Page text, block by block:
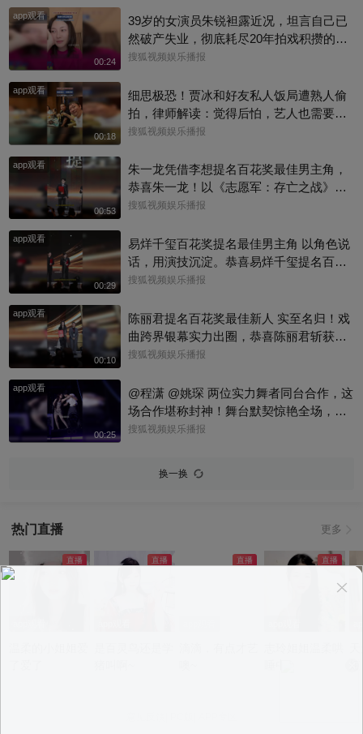
app观看
00:24
39岁的女演员朱锐袒露近况，坦言自己已
然破产失业，彻底耗尽20年拍戏积攒的全
部积蓄，日常生计只能依靠年迈母亲接
母亲索要2000元生活费度日。
搜狐视频娱乐播报
app观看
00:18
细思极恐！贾冰和好友私人饭局遭熟人偷
拍，律师解读：觉得后怕，艺人也需要私
人空间
搜狐视频娱乐播报
app观看
00:53
朱一龙凭借李想提名百花奖最佳男主角，
恭喜朱一龙！以《志愿军：存亡之战》李
想一角入围百花奖最佳男主，把志愿军战
致，实力收获认可#百花奖 #朱一龙
搜狐视频娱乐播报
app观看
00:29
易烊千玺百花奖提名最佳男主角 以角色说
话，用演技沉淀。恭喜易烊千玺提名百花
奖最佳男主角，每一次荧幕演绎都看得见
搜狐视频娱乐播报
app观看
00:10
陈丽君提名百花奖最佳新人 实至名归！戏
曲跨界银幕实力出圈，恭喜陈丽君斩获百
花奖最佳新人提名～#陈丽君 #百花奖
搜狐视频娱乐播报
app观看
00:25
@程潇 @姚琛 两位实力舞者同台合作，这
场合作堪称封神！舞台默契惊艳全场，妥
妥的神仙联动！@明星狐 @KPOP狐 @小
搜狐视频娱乐播报
换一换
热门直播 更多